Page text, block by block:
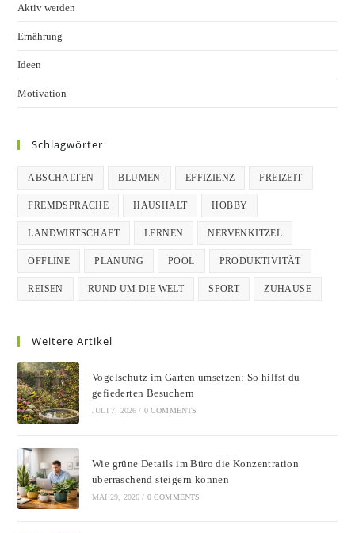
Aktiv werden
Ernährung
Ideen
Motivation
Schlagwörter
ABSCHALTEN BLUMEN EFFIZIENZ FREIZEIT
FREMDSPRACHE HAUSHALT HOBBY
LANDWIRTSCHAFT LERNEN NERVENKITZEL
OFFLINE PLANUNG POOL PRODUKTIVITÄT
REISEN RUND UM DIE WELT SPORT ZUHAUSE
Weitere Artikel
Vogelschutz im Garten umsetzen: So hilfst du
gefiederten Besuchern
JULI 7, 2026 / 0 COMMENTS
Wie grüne Details im Büro die Konzentration
überraschend steigern können
MAI 29, 2026 / 0 COMMENTS